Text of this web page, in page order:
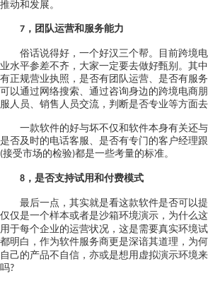
推动和发展。
7 ，团队运营和服务能力
俗话说得好，一个好汉三个帮。目前跨境电
业水平参差不齐，大家一定要去做好甄别。其
有正规营业执照，是否有团队运营、是否有服
可以通过网络搜索、通过咨询身边的跨境电商
服人员、销售人员交流，判断是否专业等方面去
一款软件的好与坏不仅和软件本身有关还与
是否及时的电话客服、是否有专门的客户经理
(接受市场的检验)都是一些考量的标准。
8 ，是否支持试用和付费模式
最后一点，其实就是看这款软件是否可以提
仅仅是一个样本或者是沙箱环境演示，为什么
用于每个企业的运营状况，这是需要真实环境
都明白，作为软件服务商更是深谙其道理，为
自己的产品不自信，亦或是想用虚拟演示环境
吗?